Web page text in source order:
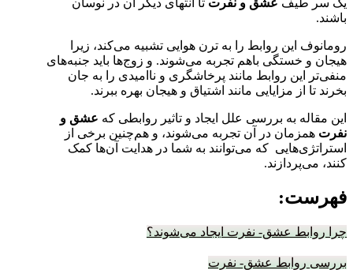
باشند.
رومانوف این روابط را به ترن هوایی تشبیه می‌کند، زیرا
هیجان و خستگی باهم تجربه می‌شوند. و زوج‌ها باید جنبه‌های
منفی‌تر این روابط مانند پرخاشگری و ناامیدی را به جان
بخرند تا از مزایایی مانند اشتیاق و هیجان بهره ببرند.
این مقاله به بررسی علل ایجاد و تاثیر روابطی که عشق و
نفرت همزمان در آن تجربه می‌شوند، و هم‌چنین برخی از
استراتژی‌هایی که می‌توانند به شما در هدایت آن‌ها کمک
کنند، می‌پردازند.
فهرست:
چرا روابط عشق- نفرت ایجاد می‌شوند؟
بررسی روابط عشق- نفرت